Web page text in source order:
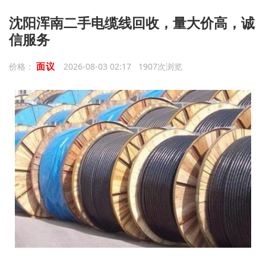
沈阳浑南二手电缆线回收，量大价高，诚
信服务
价格： 面议 2026-08-03 02:17 1907次浏览